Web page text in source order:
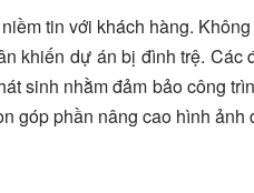
tin với khách hàng.
khiến dự án bị đình trệ. Các
sinh nhằm đảm bảo công
góp phần nâng cao hình ảnh